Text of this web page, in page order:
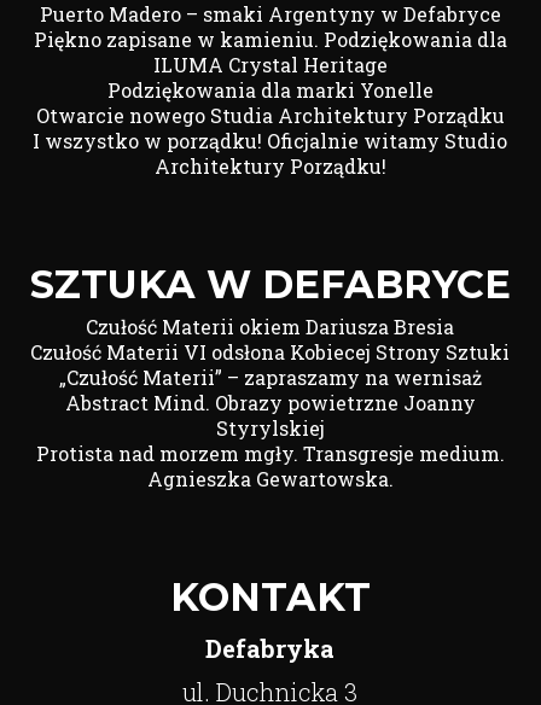
Puerto Madero – smaki Argentyny w Defabryce
Piękno zapisane w kamieniu. Podziękowania dla
ILUMA Crystal Heritage
Podziękowania dla marki Yonelle
Otwarcie nowego Studia Architektury Porządku
I wszystko w porządku! Oficjalnie witamy Studio
Architektury Porządku!
SZTUKA W DEFABRYCE
Czułość Materii okiem Dariusza Bresia
Czułość Materii VI odsłona Kobiecej Strony Sztuki
„Czułość Materii” – zapraszamy na wernisaż
Abstract Mind. Obrazy powietrzne Joanny
Styrylskiej
Protista nad morzem mgły. Transgresje medium.
Agnieszka Gewartowska.
KONTAKT
Defabryka
ul. Duchnicka 3